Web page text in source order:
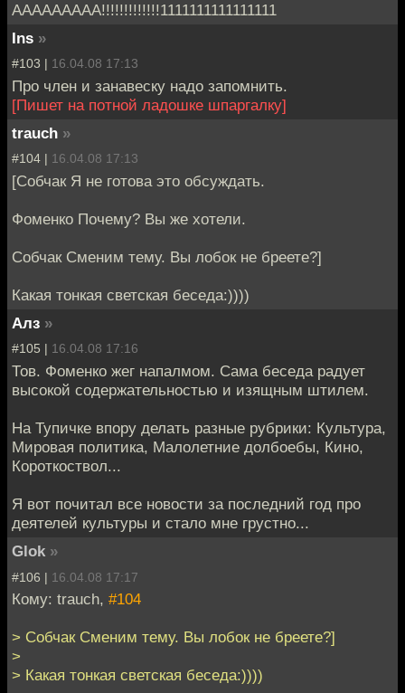
ААААААААА!!!!!!!!!!!!!1111111111111111
Ins »
#103 | 16.04.08 17:13
Про член и занавеску надо запомнить.
[Пишет на потной ладошке шпаргалку]
trauch »
#104 | 16.04.08 17:13
[Собчак Я не готова это обсуждать.
Фоменко Почему? Вы же хотели.
Собчак Сменим тему. Вы лобок не бреете?]
Какая тонкая светская беседа:))))
Алз »
#105 | 16.04.08 17:16
Тов. Фоменко жег напалмом. Сама беседа радует
высокой содержательностью и изящным штилем.
На Тупичке впору делать разные рубрики: Культура,
Мировая политика, Малолетние долбоебы, Кино,
Короткоствол...
Я вот почитал все новости за последний год про
деятелей культуры и стало мне грустно...
Glok »
#106 | 16.04.08 17:17
Кому: trauch, #104
> Собчак Сменим тему. Вы лобок не бреете?]
>
> Какая тонкая светская беседа:))))